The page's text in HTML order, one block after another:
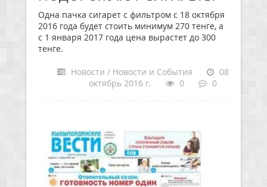
Одна пачка сигарет с фильтром с 18 октября
2016 года будет стоить минимум 270 тенге, а
с 1 января 2017 года цена вырастет до 300
тенге.
Новости / Новости и События
08
октябрь 2016 г.
0 0